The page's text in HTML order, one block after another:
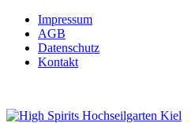
Impressum
AGB
Datenschutz
Kontakt